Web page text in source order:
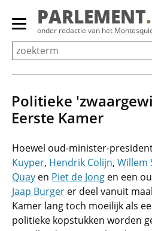
Overslaan
Primair
menu
tonen/verbergen
PARLEMENT
onder redactie van het
Politieke
Eerste Kamer
Hoewel oud-minister-
Kuyper, Hendrik Colijn, Willem
Quay en Piet de Jong en een
Jaap Burger er deel vanuit
Kamer lang toch moeilijk als
politieke kopstukken worden